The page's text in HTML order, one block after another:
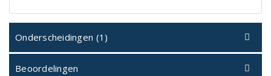
Onderscheidingen (1)
Beoordelingen